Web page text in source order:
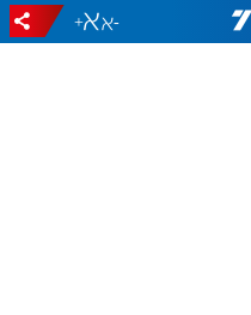
-
+